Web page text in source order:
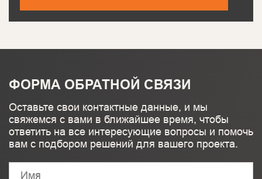
ФОРМА ОБРАТНОЙ СВЯЗИ
Оставьте свои контактные данные, и мы
свяжемся с вами в ближайшее время, чтобы
ответить на все интересующие вопросы и помочь
вам с подбором решений для вашего проекта.